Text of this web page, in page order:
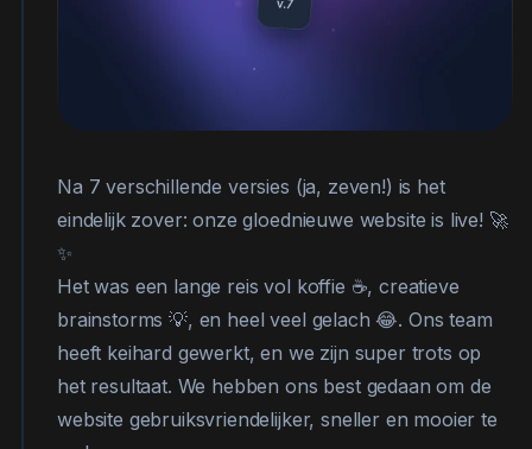
Na 7 verschillende versies (ja, zeven!) is het
eindelijk zover: onze gloednieuwe website is live! 🚀
✨
Het was een lange reis vol koffie ☕, creatieve
brainstorms 💡, en heel veel gelach 😂. Ons team
heeft keihard gewerkt, en we zijn super trots op
het resultaat. We hebben ons best gedaan om de
website gebruiksvriendelijker, sneller en mooier te